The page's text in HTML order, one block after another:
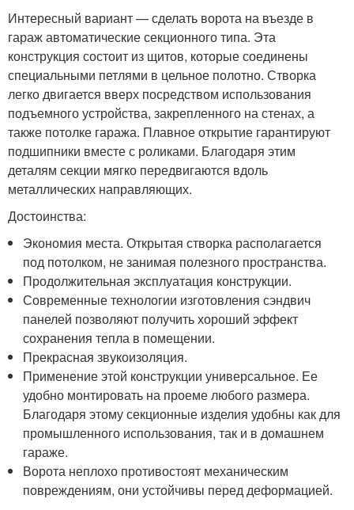
Интересный вариант — сделать ворота на въезде в
гараж автоматические секционного типа. Эта
конструкция состоит из щитов, которые соединены
специальными петлями в цельное полотно. Створка
легко двигается вверх посредством использования
подъемного устройства, закрепленного на стенах, а
также потолке гаража. Плавное открытие гарантируют
подшипники вместе с роликами. Благодаря этим
деталям секции мягко передвигаются вдоль
металлических направляющих.
Достоинства:
Экономия места. Открытая створка располагается
под потолком, не занимая полезного пространства.
Продолжительная эксплуатация конструкции.
Современные технологии изготовления сэндвич
панелей позволяют получить хороший эффект
сохранения тепла в помещении.
Прекрасная звукоизоляция.
Применение этой конструкции универсальное. Ее
удобно монтировать на проеме любого размера.
Благодаря этому секционные изделия удобны как для
промышленного использования, так и в домашнем
гараже.
Ворота неплохо противостоят механическим
повреждениям, они устойчивы перед деформацией.